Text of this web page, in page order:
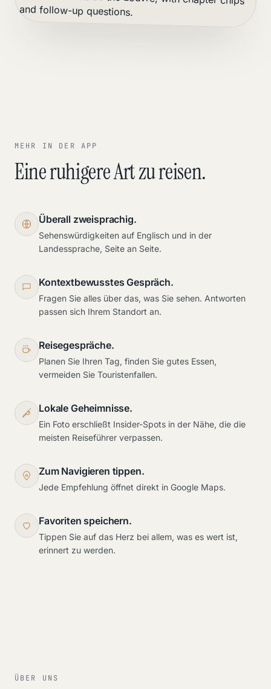
MEHR IN DER APP
Eine ruhigere Art zu reisen.
Überall zweisprachig.
Sehenswürdigkeiten auf Englisch und in der
Landessprache, Seite an Seite.
Kontextbewusstes Gespräch.
Fragen Sie alles über das, was Sie sehen. Antworten
passen sich Ihrem Standort an.
Reisegespräche.
Planen Sie Ihren Tag, finden Sie gutes Essen,
vermeiden Sie Touristenfallen.
Lokale Geheimnisse.
Ein Foto erschließt Insider-Spots in der Nähe, die die
meisten Reiseführer verpassen.
Zum Navigieren tippen.
Jede Empfehlung öffnet direkt in Google Maps.
Favoriten speichern.
Tippen Sie auf das Herz bei allem, was es wert ist,
erinnert zu werden.
ÜBER UNS